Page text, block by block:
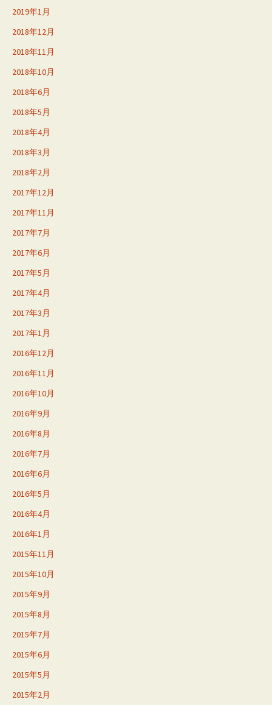
2019年1月
2018年12月
2018年11月
2018年10月
2018年6月
2018年5月
2018年4月
2018年3月
2018年2月
2017年12月
2017年11月
2017年7月
2017年6月
2017年5月
2017年4月
2017年3月
2017年1月
2016年12月
2016年11月
2016年10月
2016年9月
2016年8月
2016年7月
2016年6月
2016年5月
2016年4月
2016年1月
2015年11月
2015年10月
2015年9月
2015年8月
2015年7月
2015年6月
2015年5月
2015年2月